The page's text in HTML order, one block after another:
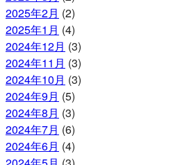
2025年2月 (2)
2025年1月 (4)
2024年12月 (3)
2024年11月 (3)
2024年10月 (3)
2024年9月 (5)
2024年8月 (3)
2024年7月 (6)
2024年6月 (4)